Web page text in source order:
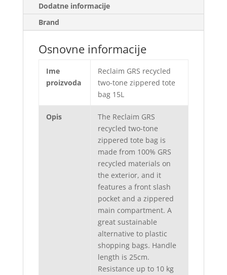
Dodatne informacije
Brand
Osnovne informacije
Ime
proizvoda
Reclaim GRS recycled
two-tone zippered tote
bag 15L
Opis
The Reclaim GRS
recycled two-tone
zippered tote bag is
made from 100% GRS
recycled materials on
the exterior, and it
features a front slash
pocket and a zippered
main compartment. A
great sustainable
alternative to plastic
shopping bags. Handle
length is 25cm.
Resistance up to 10 kg